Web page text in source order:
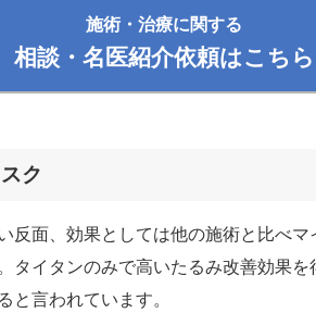
施術・治療に関する
相談・名医紹介依頼はこちら
ク
反面、効果としては他の施術と比べマ
タイタンのみで高いたるみ改善効果を
言われています。